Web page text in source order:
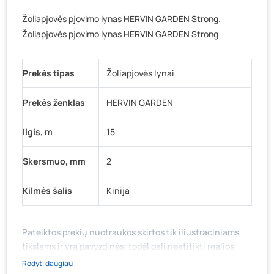
Baravykų g. 1, Druskininkai- 0 vienetų
Vilniaus g. 89D, Ukmergė - 0 vienetų
K. Donelaičio g. 17, Rokiškis
Šaltupės g. 64, Zarasai- 0 vienetų
Žoliapjovės pjovimo lynas HERVIN GARDEN Strong.
Žoliapjovės pjovimo lynas HERVIN GARDEN Strong
Prekės tipas Žoliapjovės lynai
Prekės ženklas HERVIN GARDEN
Ilgis, m 15
Skersmuo, mm 2
Kilmės šalis Kinija
Pateiktos prekių nuotraukos skirtos tik iliustraciniams
tikslams ir yra pavyzdinės, todėl gali neatitikti realios
prekių ir jų pakuotės išvaizdos, komplektacijos, spalvos ar
Rodyti daugiau